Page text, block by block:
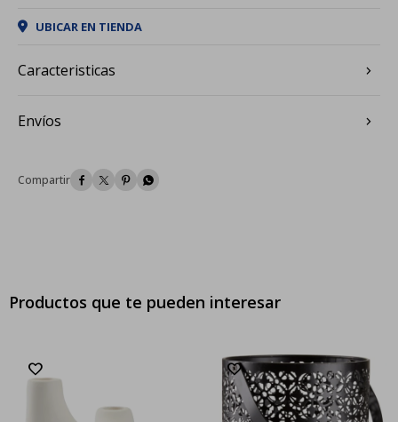
UBICAR EN TIENDA
Caracteristicas
Envíos
   
Productos que te pueden interesar